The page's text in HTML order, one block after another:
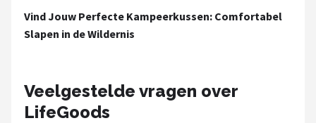
Vind Jouw Perfecte Kampeerkussen: Comfortabel
Slapen in de Wildernis
Veelgestelde vragen over
LifeGoods